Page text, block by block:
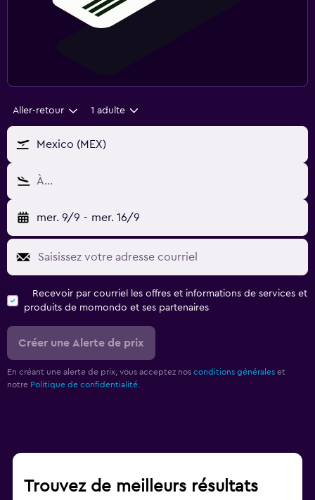
Aller-retour 1 adulte
Mexico (MEX)
À…
mer. 9/9 - mer. 16/9
Recevoir par courriel les offres et informations de services et
produits de momondo et ses partenaires
Créer une Alerte de prix
En créant une alerte de prix, vous acceptez nos conditions générales et
notre Politique de confidentialité.
Trouvez de meilleurs résultats